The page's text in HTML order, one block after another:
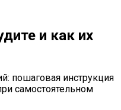
и как их